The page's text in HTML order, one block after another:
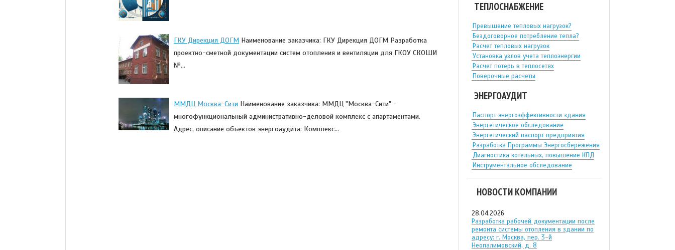
ГКУ Дирекция ДОГМ Наименование заказчика: ГКУ Дирекция ДОГМ Разработка
проектно-сметной документации систем отопления и вентиляции для ГКОУ СКОШИ
№…
ММДЦ Москва-Сити Наименование заказчика: ММДЦ "Москва-Сити" -
многофункциональный административно-деловой комплекс с апартаментами.
Адрес, описание объектов энергоаудита: Комплекс…
ТЕПЛОСНАБЖЕНИЕ
Превышение тепловых нагрузок?
Бездоговорное потребление тепла?
Расчет тепловых нагрузок
Установка узлов учета теплоэнергии
Расчет потерь в теплосетях
Поверочные расчеты
ЭНЕРГОАУДИТ
Паспорт энергоэффективности здания
Энергетическое обследование
Энергетический паспорт предприятия
Разработка Программы Энергосбережения
Диагностика котельных, повышение КПД
Инструментальное обследование
НОВОСТИ КОМПАНИИ
28.04.2026
Разработка рабочей документации после
ремонта системы отопления в здании по
адресу: г. Москва, пер. 3-й
Неопалимовский, д. 8